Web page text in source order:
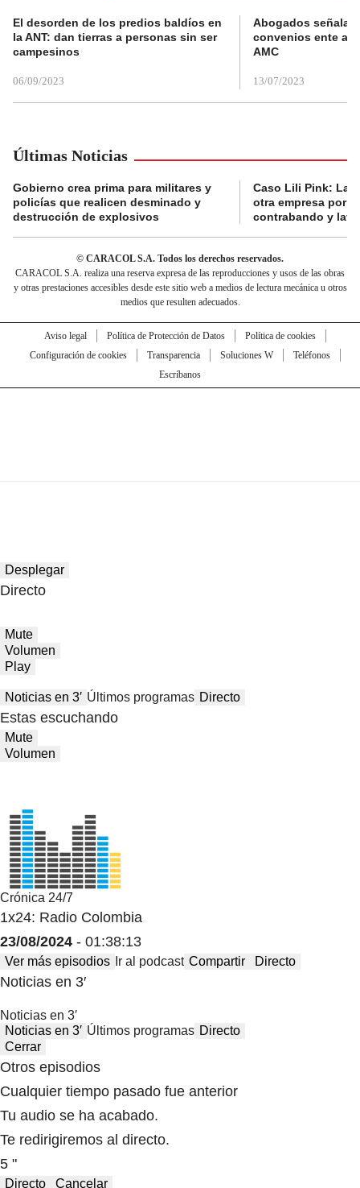
El desorden de los predios baldíos en
la ANT: dan tierras a personas sin ser
campesinos
06/09/2023
Abogados
convenios ente
AMC
13/07/2023
Últimas Noticias
Gobierno crea prima para militares y
policías que realicen desminado y
destrucción de explosivos
Caso Lili Pink: La
otra empresa por
contrabando y
© CARACOL S.A. Todos los derechos reservados.
CARACOL S.A. realiza una reserva expresa de las reproducciones y usos de las obras
y otras prestaciones accesibles desde este sitio web a medios de lectura mecánica u otros
medios que resulten adecuados.
Aviso legal Política de Protección de Datos
Política de cookies
Configuración de cookies
Transparencia Soluciones W
Teléfonos
Escríbanos
Desplegar
Directo
Mute
Volumen
Play
Noticias en 3′ Últimos programas Directo
Estas escuchando
Mute
Volumen
Crónica 24/7
1x24: Radio Colombia
23/08/2024 - 01:38:13
Ver más episodios Ir al podcast Compartir Directo
Noticias en 3′
Noticias en 3′
Noticias en 3′ Últimos programas Directo
Cerrar
Otros episodios
Cualquier tiempo pasado fue anterior
Tu audio se ha acabado.
Te redirigiremos al directo.
5 "
Directo Cancelar